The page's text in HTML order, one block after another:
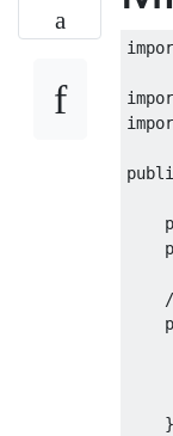
}